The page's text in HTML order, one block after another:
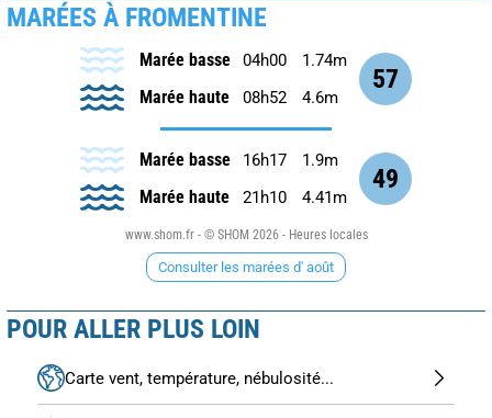
MARÉES À FROMENTINE
57
Marée basse 04h00 1.74m
Marée haute 08h52 4.6m
49
Marée basse 16h17 1.9m
Marée haute 21h10 4.41m
www.shom.fr - © SHOM 2026 - Heures locales
Consulter les marées d' août
POUR ALLER PLUS LOIN
Carte vent, température, nébulosité...